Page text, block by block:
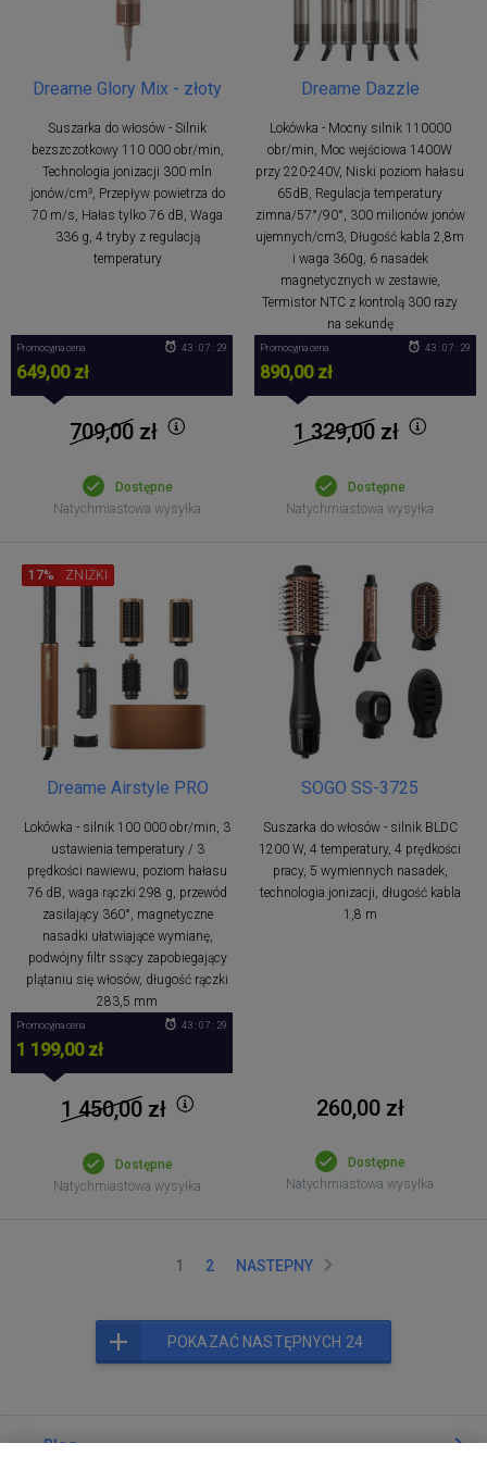
Dreame Glory Mix - złoty
Suszarka do włosów - Silnik
bezszczotkowy 110 000 obr/min,
Technologia jonizacji 300 mln
jonów/cm³, Przepływ powietrza do
70 m/s, Hałas tylko 76 dB, Waga
336 g, 4 tryby z regulacją
temperatury
Promocyjna cena
649,00 zł
43 : 07 : 28
709,00zł
Dostępne
Natychmiastowa wysyłka
Dreame Dazzle
Lokówka - Mocny silnik 110000
obr/min, Moc wejściowa 1400W
przy 220-240V, Niski poziom hałasu
65dB, Regulacja temperatury
zimna/57°/90°, 300 milionów jonów
ujemnych/cm3, Długość kabla 2,8m
i waga 360g, 6 nasadek
magnetycznych w zestawie,
Termistor NTC z kontrolą 300 razy
na sekundę
Promocyjna cena
890,00 zł
43 : 07 : 28
1 329,00zł
Dostępne
Natychmiastowa wysyłka
Dreame Airstyle PRO
Lokówka - silnik 100 000 obr/min, 3
ustawienia temperatury / 3
prędkości nawiewu, poziom hałasu
76 dB, waga rączki 298 g, przewód
zasilający 360°, magnetyczne
nasadki ułatwiające wymianę,
podwójny filtr ssący zapobiegający
plątaniu się włosów, długość rączki
283,5 mm
17% ZNIŻKI
Promocyjna cena
1 199,00 zł
43 : 07 : 28
1 450,00zł
Dostępne
Natychmiastowa wysyłka
SOGO SS-3725
Suszarka do włosów - silnik BLDC
1200 W, 4 temperatury, 4 prędkości
pracy, 5 wymiennych nasadek,
technologia jonizacji, długość kabla
1,8 m
260,00 zł
Dostępne
Natychmiastowa wysyłka
1 2 NASTEPNY
POKAZAĆ NASTĘPNYCH 24
Blog